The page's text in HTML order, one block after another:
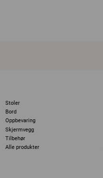
Stoler
Bord
Oppbevaring
Skjermvegg
Tilbehør
Alle produkter